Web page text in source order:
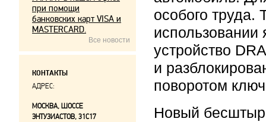
особого
использовании
устройство
и
поворотом
Новый
при помощи
банковских карт VISA и
MASTERCARD.
Все новости
КОНТАКТЫ
АДРЕС:
МОСКВА, ШОССЕ
ЭНТУЗИАСТОВ, 31С17